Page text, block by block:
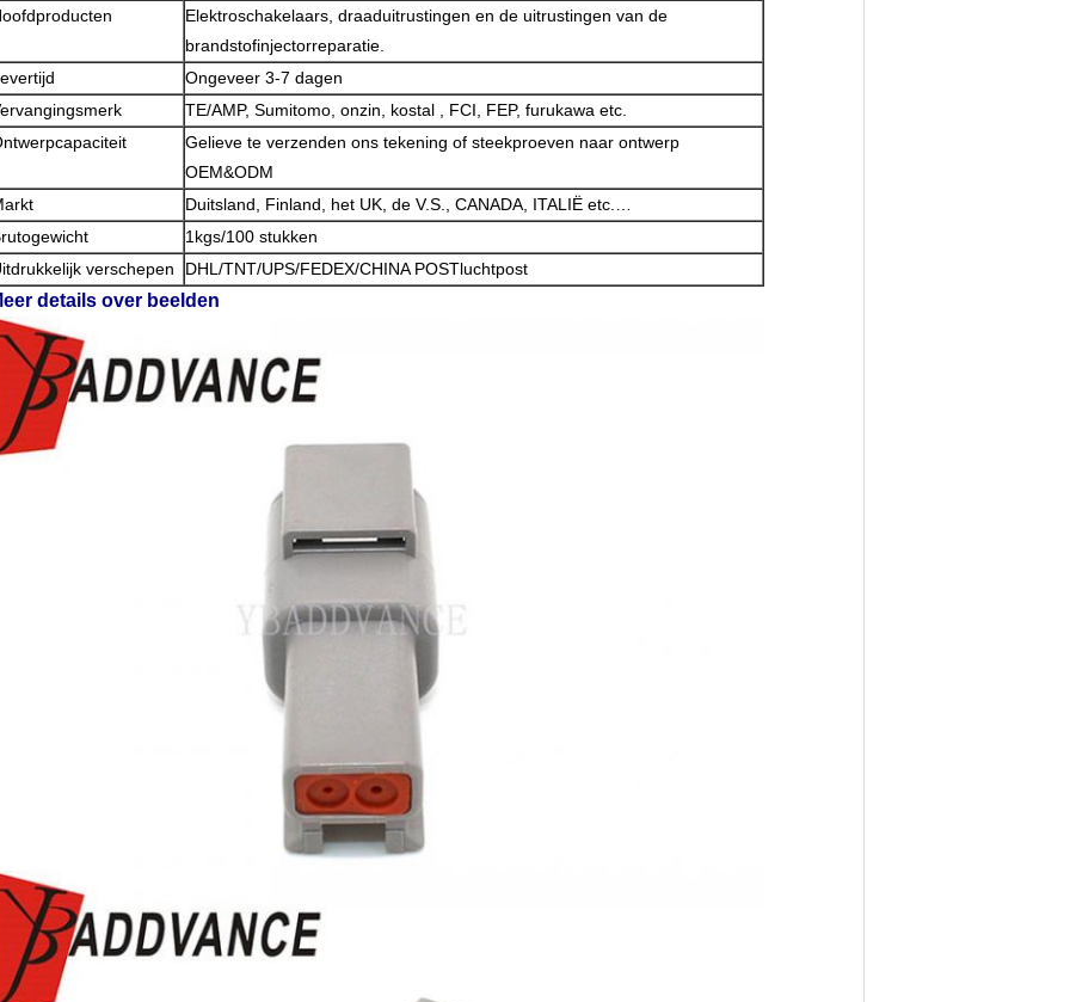
Elektroschakelaars, draaduitrustingen en de uitrustingen van de
brandstofinjectorreparatie.
Ongeveer 3-7 dagen
TE/AMP, Sumitomo, onzin, kostal , FCI, FEP, furukawa etc.
Gelieve te verzenden ons tekening of steekproeven naar ontwerp
OEM&ODM
Duitsland, Finland, het UK, de V.S., CANADA, ITALIË etc.…
1kgs/100 stukken
verschepen
DHL/TNT/UPS/FEDEX/CHINA POSTluchtpost
details over beelden